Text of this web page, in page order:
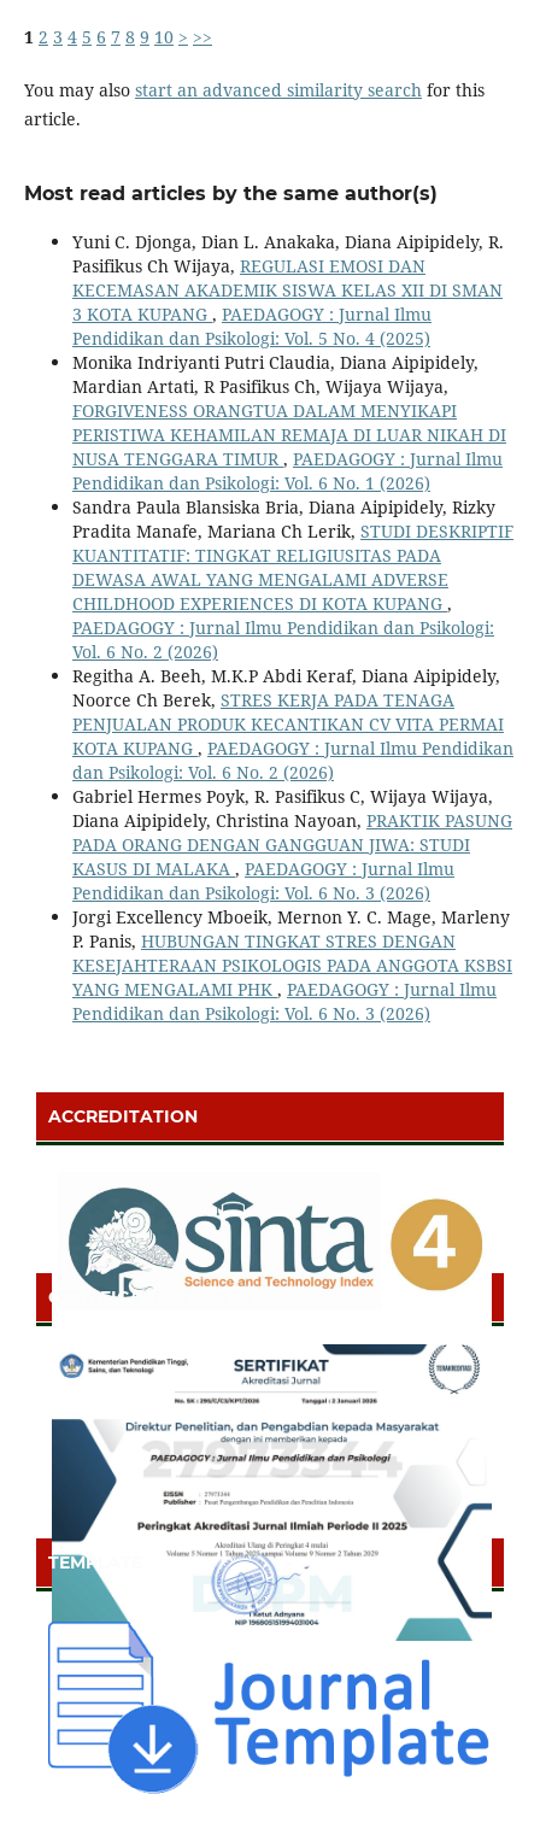
1 2 3 4 5 6 7 8 9 10 > >>
You may also start an advanced similarity searchfor this
article.
Most read articles by the same author(s)
Yuni C. Djonga, Dian L. Anakaka, Diana Aipipidely, R.
Pasifikus Ch Wijaya, REGULASI EMOSI DAN
KECEMASAN AKADEMIK SISWA KELAS XII DI SMAN
3 KOTA KUPANG , PAEDAGOGY : Jurnal Ilmu
Pendidikan dan Psikologi: Vol. 5 No. 4 (2025)
Monika Indriyanti Putri Claudia, Diana Aipipidely,
Mardian Artati, R Pasifikus Ch, Wijaya Wijaya,
FORGIVENESS ORANGTUA DALAM MENYIKAPI
PERISTIWA KEHAMILAN REMAJA DI LUAR NIKAH DI
NUSA TENGGARA TIMUR, PAEDAGOGY : Jurnal Ilmu
Pendidikan dan Psikologi: Vol. 6 No. 1 (2026)
Sandra Paula Blansiska Bria, Diana Aipipidely, Rizky
Pradita Manafe, Mariana Ch Lerik, STUDI DESKRIPTIF
KUANTITATIF: TINGKAT RELIGIUSITAS PADA
DEWASA AWAL YANG MENGALAMI ADVERSE
CHILDHOOD EXPERIENCES DI KOTA KUPANG ,
PAEDAGOGY : Jurnal Ilmu Pendidikan dan Psikologi:
Vol. 6 No. 2 (2026)
Regitha A. Beeh, M.K.P Abdi Keraf, Diana Aipipidely,
Noorce Ch Berek, STRES KERJA PADA TENAGA
PENJUALAN PRODUK KECANTIKAN CV VITA PERMAI
KOTA KUPANG , PAEDAGOGY : Jurnal Ilmu Pendidikan
dan Psikologi: Vol. 6 No. 2 (2026)
Gabriel Hermes Poyk, R. Pasifikus C, Wijaya Wijaya,
Diana Aipipidely, Christina Nayoan, PRAKTIK PASUNG
PADA ORANG DENGAN GANGGUAN JIWA: STUDI
KASUS DI MALAKA , PAEDAGOGY : Jurnal Ilmu
Pendidikan dan Psikologi: Vol. 6 No. 3 (2026)
Jorgi Excellency Mboeik, Mernon Y. C. Mage, Marleny
P. Panis, HUBUNGAN TINGKAT STRES DENGAN
KESEJAHTERAAN PSIKOLOGIS PADA ANGGOTA KSBSI
YANG MENGALAMI PHK , PAEDAGOGY : Jurnal Ilmu
Pendidikan dan Psikologi: Vol. 6 No. 3 (2026)
ACCREDITATION
CERTIFICATE OF SINTA
TEMPLATE